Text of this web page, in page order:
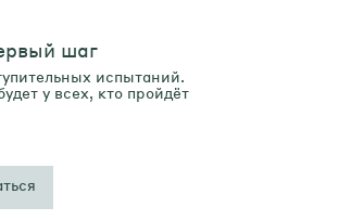
шаг
испытаний.
у всех, кто пройдёт